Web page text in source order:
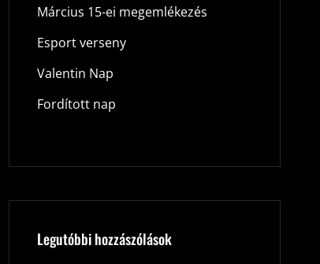
Március 15-ei megemlékezés
Esport verseny
Valentin Nap
Fordított nap
Legutóbbi hozzászólások